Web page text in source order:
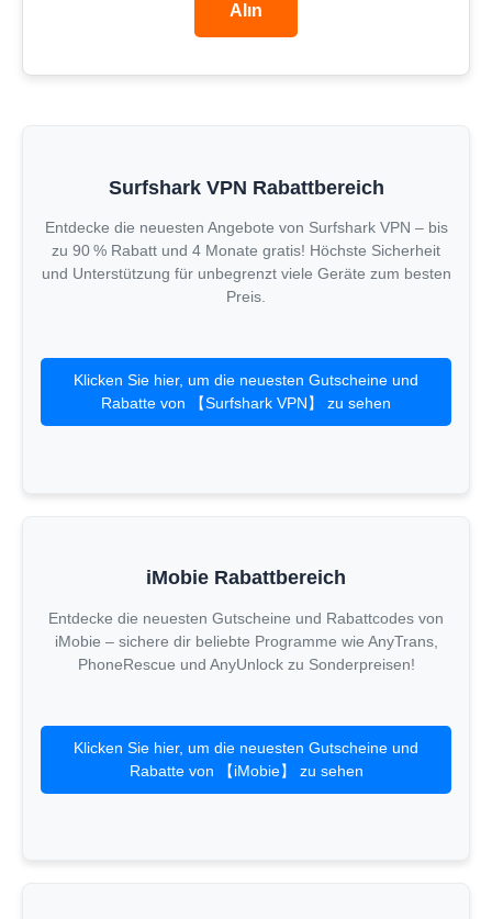
Alın
Surfshark VPN Rabattbereich
Entdecke die neuesten Angebote von Surfshark VPN – bis
zu 90 % Rabatt und 4 Monate gratis! Höchste Sicherheit
und Unterstützung für unbegrenzt viele Geräte zum besten
Preis.
Klicken Sie hier, um die neuesten Gutscheine und
Rabatte von 【Surfshark VPN】 zu sehen
iMobie Rabattbereich
Entdecke die neuesten Gutscheine und Rabattcodes von
iMobie – sichere dir beliebte Programme wie AnyTrans,
PhoneRescue und AnyUnlock zu Sonderpreisen!
Klicken Sie hier, um die neuesten Gutscheine und
Rabatte von 【iMobie】 zu sehen